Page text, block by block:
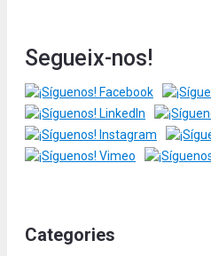
Segueix-nos!
Categories